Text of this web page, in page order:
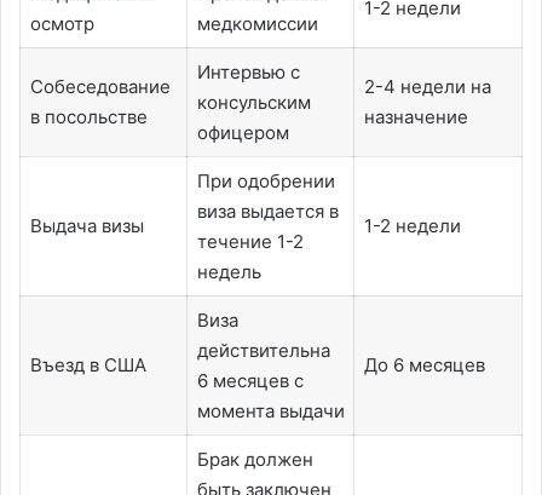
осмотр
медкомиссии
1-2 недели
Собеседование
в посольстве
Интервью с
консульским
офицером
2-4 недели на
назначение
Выдача визы
При одобрении
виза выдается в
течение 1-2
недель
1-2 недели
Въезд в США
Виза
действительна
6 месяцев с
момента выдачи
До 6 месяцев
Брак должен
быть заключен